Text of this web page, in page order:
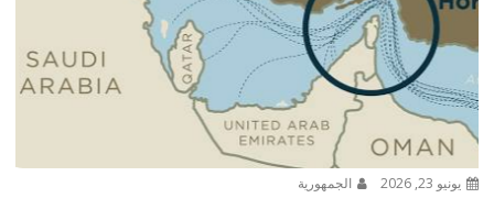
يونيو 23, 2026 الجمهورية